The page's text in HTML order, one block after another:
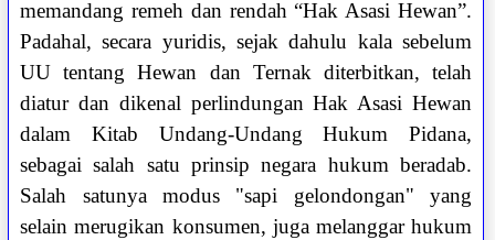
memandang remeh dan rendah “Hak Asasi Hewan”.
Padahal, secara yuridis, sejak dahulu kala sebelum
UU tentang Hewan dan Ternak diterbitkan, telah
diatur dan dikenal perlindungan Hak Asasi Hewan
dalam Kitab Undang-Undang Hukum Pidana,
sebagai salah satu prinsip negara hukum beradab.
Salah satunya modus "sapi gelondongan" yang
selain merugikan konsumen, juga melanggar hukum